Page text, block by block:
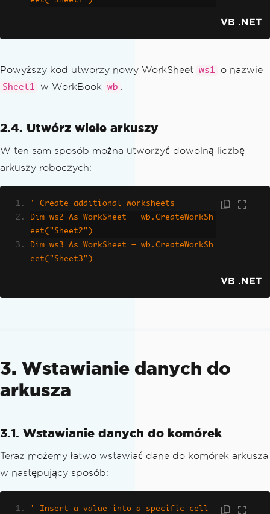
VB .NET
Powyższy kod utworzy nowy WorkSheet ws1 o nazwie
Sheet1 w WorkBook wb .
2.4. Utwórz wiele arkuszy
W ten sam sposób można utworzyć dowolną liczbę
arkuszy roboczych:
' Create additional worksheets
Dim ws2 As WorkSheet = wb.CreateWorkSh
eet("Sheet2")
Dim ws3 As WorkSheet = wb.CreateWorkSh
eet("Sheet3")
VB .NET
3. Wstawianie danych do
arkusza
3.1. Wstawianie danych do komórek
Teraz możemy łatwo wstawiać dane do komórek arkusza
w następujący sposób:
' Insert a value into a specific cell